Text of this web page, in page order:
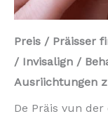
Preis / Präisser
/ Invisalign /
Ausriichtungen
De Präis vun